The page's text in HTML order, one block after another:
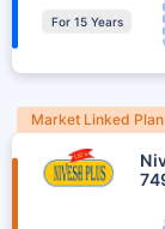
For 15 Years
Market Linked Plan